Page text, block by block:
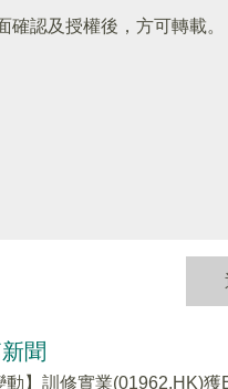
確認及授權後，方可轉載。
聞
動】訓修實業(01962.HK)獲